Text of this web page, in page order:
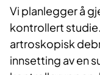
Vi planlegger å
kontrollert
artroskopisk
innsetting av en